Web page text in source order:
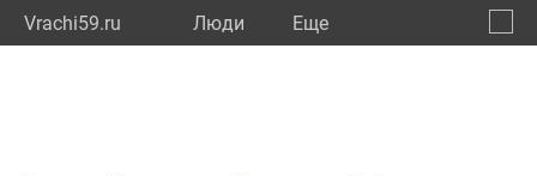
Vrachi59.ru Люди Eще